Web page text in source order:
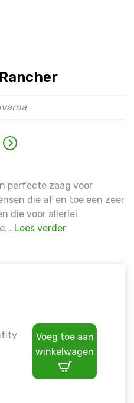
perfecte zaag voor
die af en toe een zeer
die voor allerlei
Lees verder
Voeg toe aan
winkelwagen